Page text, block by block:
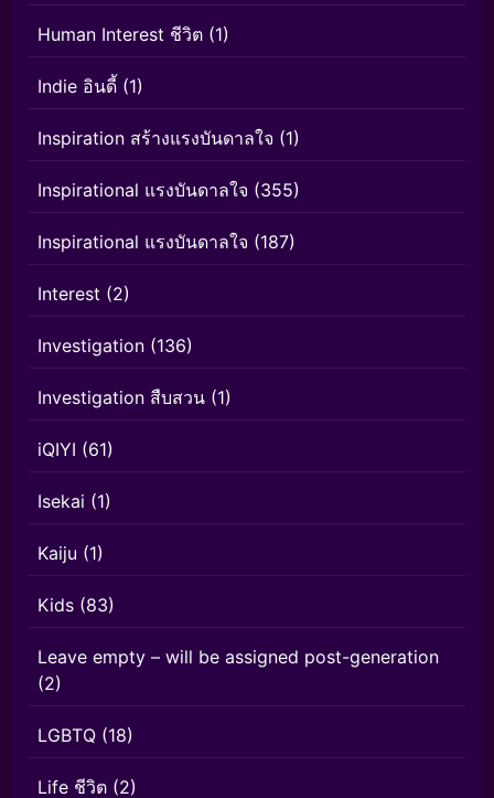
Human Interest ชีวิต (1)
Indie อินดี้ (1)
Inspiration สร้างแรงบันดาลใจ (1)
Inspirational แรงบันดาลใจ (355)
Inspirational แรงบันดาลใจ (187)
Interest (2)
Investigation (136)
Investigation สืบสวน (1)
iQIYI (61)
Isekai (1)
Kaiju (1)
Kids (83)
Leave empty – will be assigned post-generation
(2)
LGBTQ (18)
Life ชีวิต (2)